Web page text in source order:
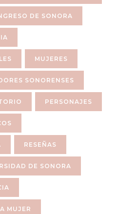
DE SONORA
MUJERES
SONORENSES
PERSONAJES
RESEÑAS
DE SONORA
MUJER